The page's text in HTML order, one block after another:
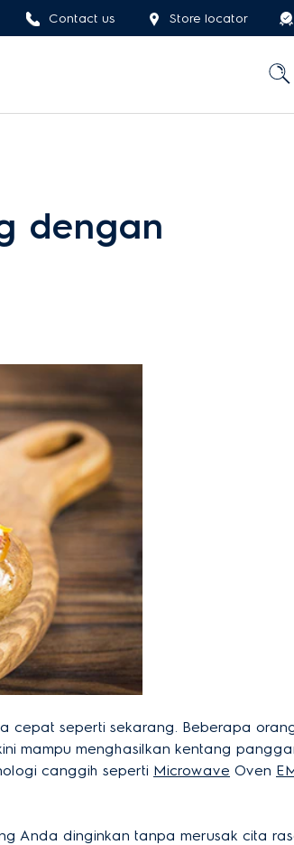
Contact us Store locator
dengan
cepat seperti sekarang. Beberapa
mampu menghasilkan kentang
canggih seperti Microwave Oven
Anda dinginkan tanpa merusak cita